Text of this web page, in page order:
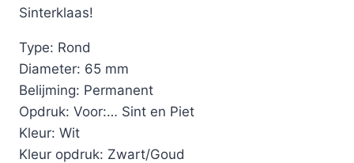
Sinterklaas!
Type: Rond
Diameter: 65 mm
Belijming: Permanent
Opdruk: Voor:… Sint en Piet
Kleur: Wit
Kleur opdruk: Zwart/Goud